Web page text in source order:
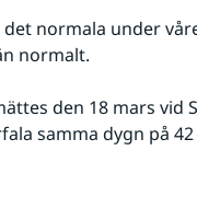
normala under
normalt.
den 18 mars vid
samma dygn på